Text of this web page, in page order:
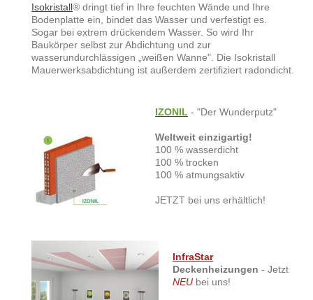
Isokristall® dringt tief in Ihre feuchten Wände und Ihre
Bodenplatte ein, bindet das Wasser und verfestigt es.
Sogar bei extrem drückendem Wasser. So wird Ihr
Baukörper selbst zur Abdichtung und zur
wasserundurchlässigen „weißen Wanne". Die Isokristall
Mauerwerksabdichtung ist außerdem zertifiziert radondicht.
IZONIL - "Der Wunderputz"
Weltweit einzigartig!
100 % wasserdicht
100 % trocken
100 % atmungsaktiv
JETZT bei uns erhältlich!
InfraStar
Deckenheizungen - Jetzt
NEU bei uns!